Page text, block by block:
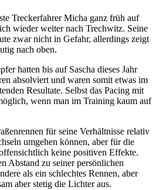
Treckerfahrer Micha ganz früh auf
wieder weiter nach Trechwitz. Seine
zwar nicht in Gefahr, allerdings zeigt
nach oben.
hatten bis auf Sascha dieses Jahr
absolviert und waren somit etwas im
Resultate. Selbst das Pacing mit
wenn man im Training kaum auf
für seine Verhältnisse relativ
umgehen können, aber für die
keine positiven Effekte.
Abstand zu seiner persönlichen
als ein schlechtes Rennen, aber
aber stetig die Lichter aus.